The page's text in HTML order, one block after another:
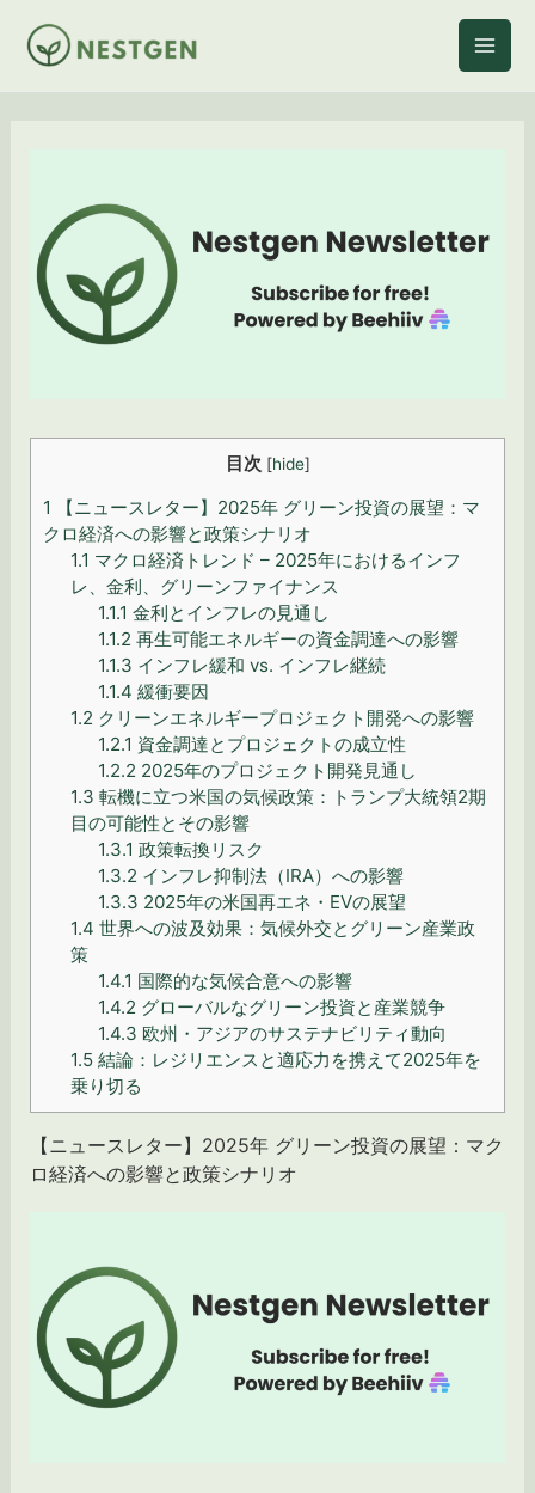
ス
目次 [hide]
1
【ニュースレター】2025年 グリーン投資の展望：マ
クロ経済への影響と政策シナリオ
1.1 マクロ経済トレンド – 2025年におけるインフ
レ、金利、グリーンファイナンス
1.1.1 金利とインフレの見通し
1.1.2 再生可能エネルギーの資金調達への影響
1.1.3 インフレ緩和 vs. インフレ継続
1.1.4 緩衝要因
1.2 クリーンエネルギープロジェクト開発への影響
1.2.1 資金調達とプロジェクトの成立性
1.2.2 2025年のプロジェクト開発見通し
1.3 転機に立つ米国の気候政策：トランプ大統領2期
目の可能性とその影響
1.3.1 政策転換リスク
1.3.2 インフレ抑制法（IRA）への影響
1.3.3 2025年の米国再エネ・EVの展望
1.4 世界への波及効果：気候外交とグリーン産業政
策
1.4.1 国際的な気候合意への影響
1.4.2 グローバルなグリーン投資と産業競争
1.4.3 欧州・アジアのサステナビリティ動向
1.5結論：レジリエンスと適応力を携えて2025年を
乗り切る
【ニュースレター】2025年 グリーン投資の展望：マク
ロ経済への影響と政策シナリオ